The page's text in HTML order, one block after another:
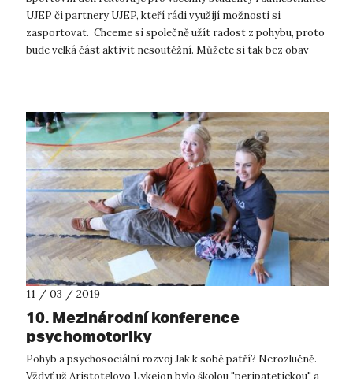
UJEP či partnery UJEP, kteří rádi využijí možnosti si
zasportovat. Chceme si společně užít radost z pohybu, proto
bude velká část aktivit nesoutěžní. Můžete si tak bez obav
11 / 03 / 2019
10. Mezinárodní konference
psychomotoriky
Pohyb a psychosociální rozvoj Jak k sobě patří? Nerozlučně.